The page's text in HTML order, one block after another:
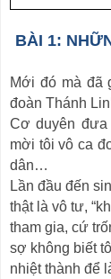
BÀI 1:
Mới đó mà đã
đoàn Thánh
Cơ duyên
mời tôi vô ca
dân…
Lần đầu đến
thật là vô tư,
tham gia, cứ
sợ không biết
nhiệt thành để